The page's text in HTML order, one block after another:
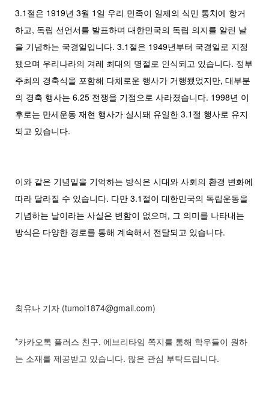
3.1절은 1919년 3월 1일 우리 민족이 일제의 식민 통치에 항거
하고, 독립 선언서를 발표하며 대한민국의 독립 의지를 알린 날
을 기념하는 국경일입니다. 3.1절은 1949년부터 국경일로 지정
됐으며 우리나라의 겨레 최대의 명절로 인식되고 있습니다. 정부
주최의 경축식을 포함해 다채로운 행사가 거행됐었지만, 대부분
의 경축 행사는 6.25 전쟁을 기점으로 사라졌습니다. 1998년 이
후로는 만세운동 재현 행사가 실시돼 유일한 3.1절 행사로 유지
되고 있습니다.
이와 같은 기념일을 기억하는 방식은 시대와 사회의 환경 변화에
따라 달라질 수 있습니다. 다만 3.1절이 대한민국의 독립운동을
기념하는 날이라는 사실은 변함이 없으며, 그 의미를 나타내는
방식은 다양한 경로를 통해 계속해서 전달되고 있습니다.
최유나 기자 (tumoi1874@gmail.com)
*카카오톡 플러스 친구, 에브리타임 쪽지를 통해 학우들이 원하
는 소재를 제공받고 있습니다. 많은 관심 부탁드립니다.